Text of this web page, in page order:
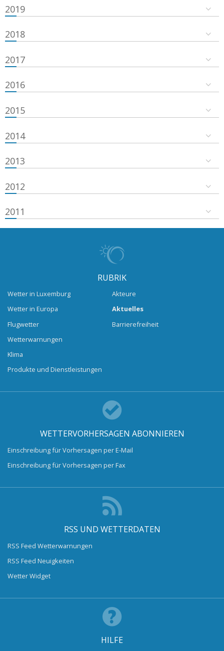
2019
2018
2017
2016
2015
2014
2013
2012
2011
RUBRIK
Wetter in Luxemburg
Wetter in Europa
Flugwetter
Wetterwarnungen
Klima
Produkte und Dienstleistungen
Akteure
Aktuelles
Barrierefreiheit
WETTERVORHERSAGEN ABONNIEREN
Einschreibung für Vorhersagen per E-Mail
Einschreibung für Vorhersagen per Fax
RSS UND WETTERDATEN
RSS Feed Wetterwarnungen
RSS Feed Neuigkeiten
Wetter Widget
HILFE